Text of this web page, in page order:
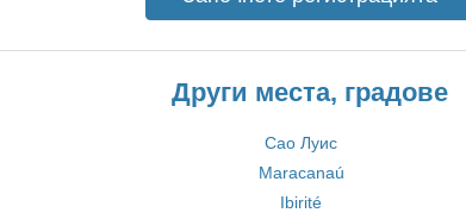
Други места, градове
Сао Луис
Maracanaú
Ibirité